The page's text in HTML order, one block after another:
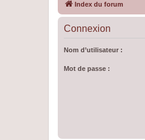
Index du forum
Connexion
Nom d’utilisateur :
Mot de passe :